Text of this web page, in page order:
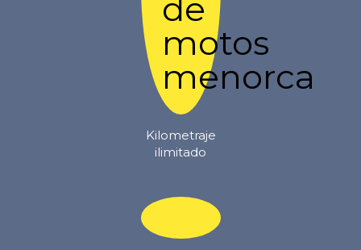
Kilometraje
ilimitado